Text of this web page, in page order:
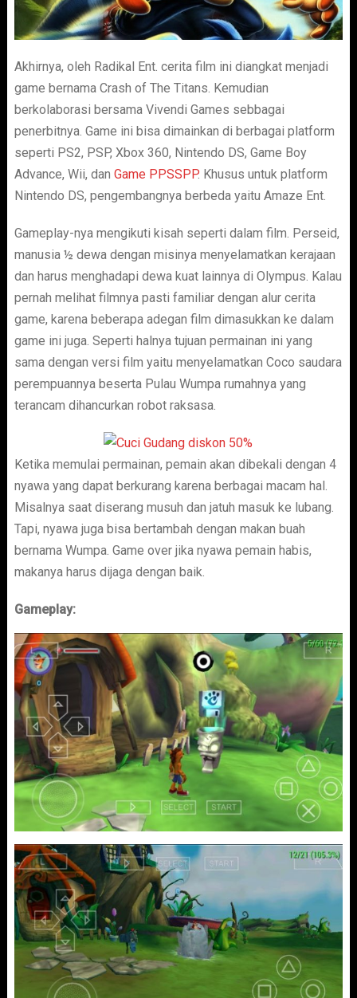
Akhirnya, oleh Radikal Ent. cerita film ini diangkat menjadi
game bernama Crash of The Titans. Kemudian
berkolaborasi bersama Vivendi Games sebbagai
penerbitnya. Game ini bisa dimainkan di berbagai platform
seperti PS2, PSP, Xbox 360, Nintendo DS, Game Boy
Advance, Wii, dan Game PPSSPP. Khusus untuk platform
Nintendo DS, pengembangnya berbeda yaitu Amaze Ent.
Gameplay-nya mengikuti kisah seperti dalam film. Perseid,
manusia ½ dewa dengan misinya menyelamatkan kerajaan
dan harus menghadapi dewa kuat lainnya di Olympus. Kalau
pernah melihat filmnya pasti familiar dengan alur cerita
game, karena beberapa adegan film dimasukkan ke dalam
game ini juga. Seperti halnya tujuan permainan ini yang
sama dengan versi film yaitu menyelamatkan Coco saudara
perempuannya beserta Pulau Wumpa rumahnya yang
terancam dihancurkan robot raksasa.
Ketika memulai permainan, pemain akan dibekali dengan 4
nyawa yang dapat berkurang karena berbagai macam hal.
Misalnya saat diserang musuh dan jatuh masuk ke lubang.
Tapi, nyawa juga bisa bertambah dengan makan buah
bernama Wumpa. Game over jika nyawa pemain habis,
makanya harus dijaga dengan baik.
Gameplay: